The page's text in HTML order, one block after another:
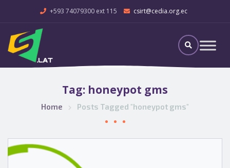
+593 74079300 ext 115 csirt@cedia.org.ec
Tag: honeypot gms
Home Posts Tagged "honeypot gms"